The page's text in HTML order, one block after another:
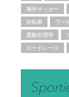
海外サッカー
自転車 ワー
運動生理学
ロードレース